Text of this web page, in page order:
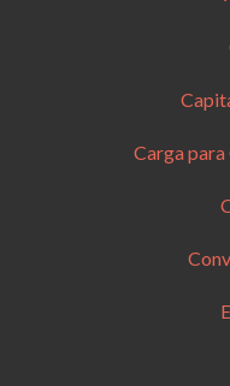
Carga para